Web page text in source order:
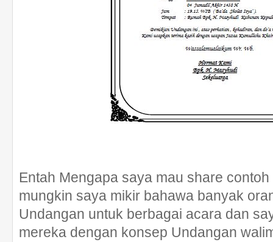
Entah Mengapa saya mau share
mungkin saya mikir bahawa banyak
Undangan untuk berbagai acara dan
mereka dengan konsep Undangan